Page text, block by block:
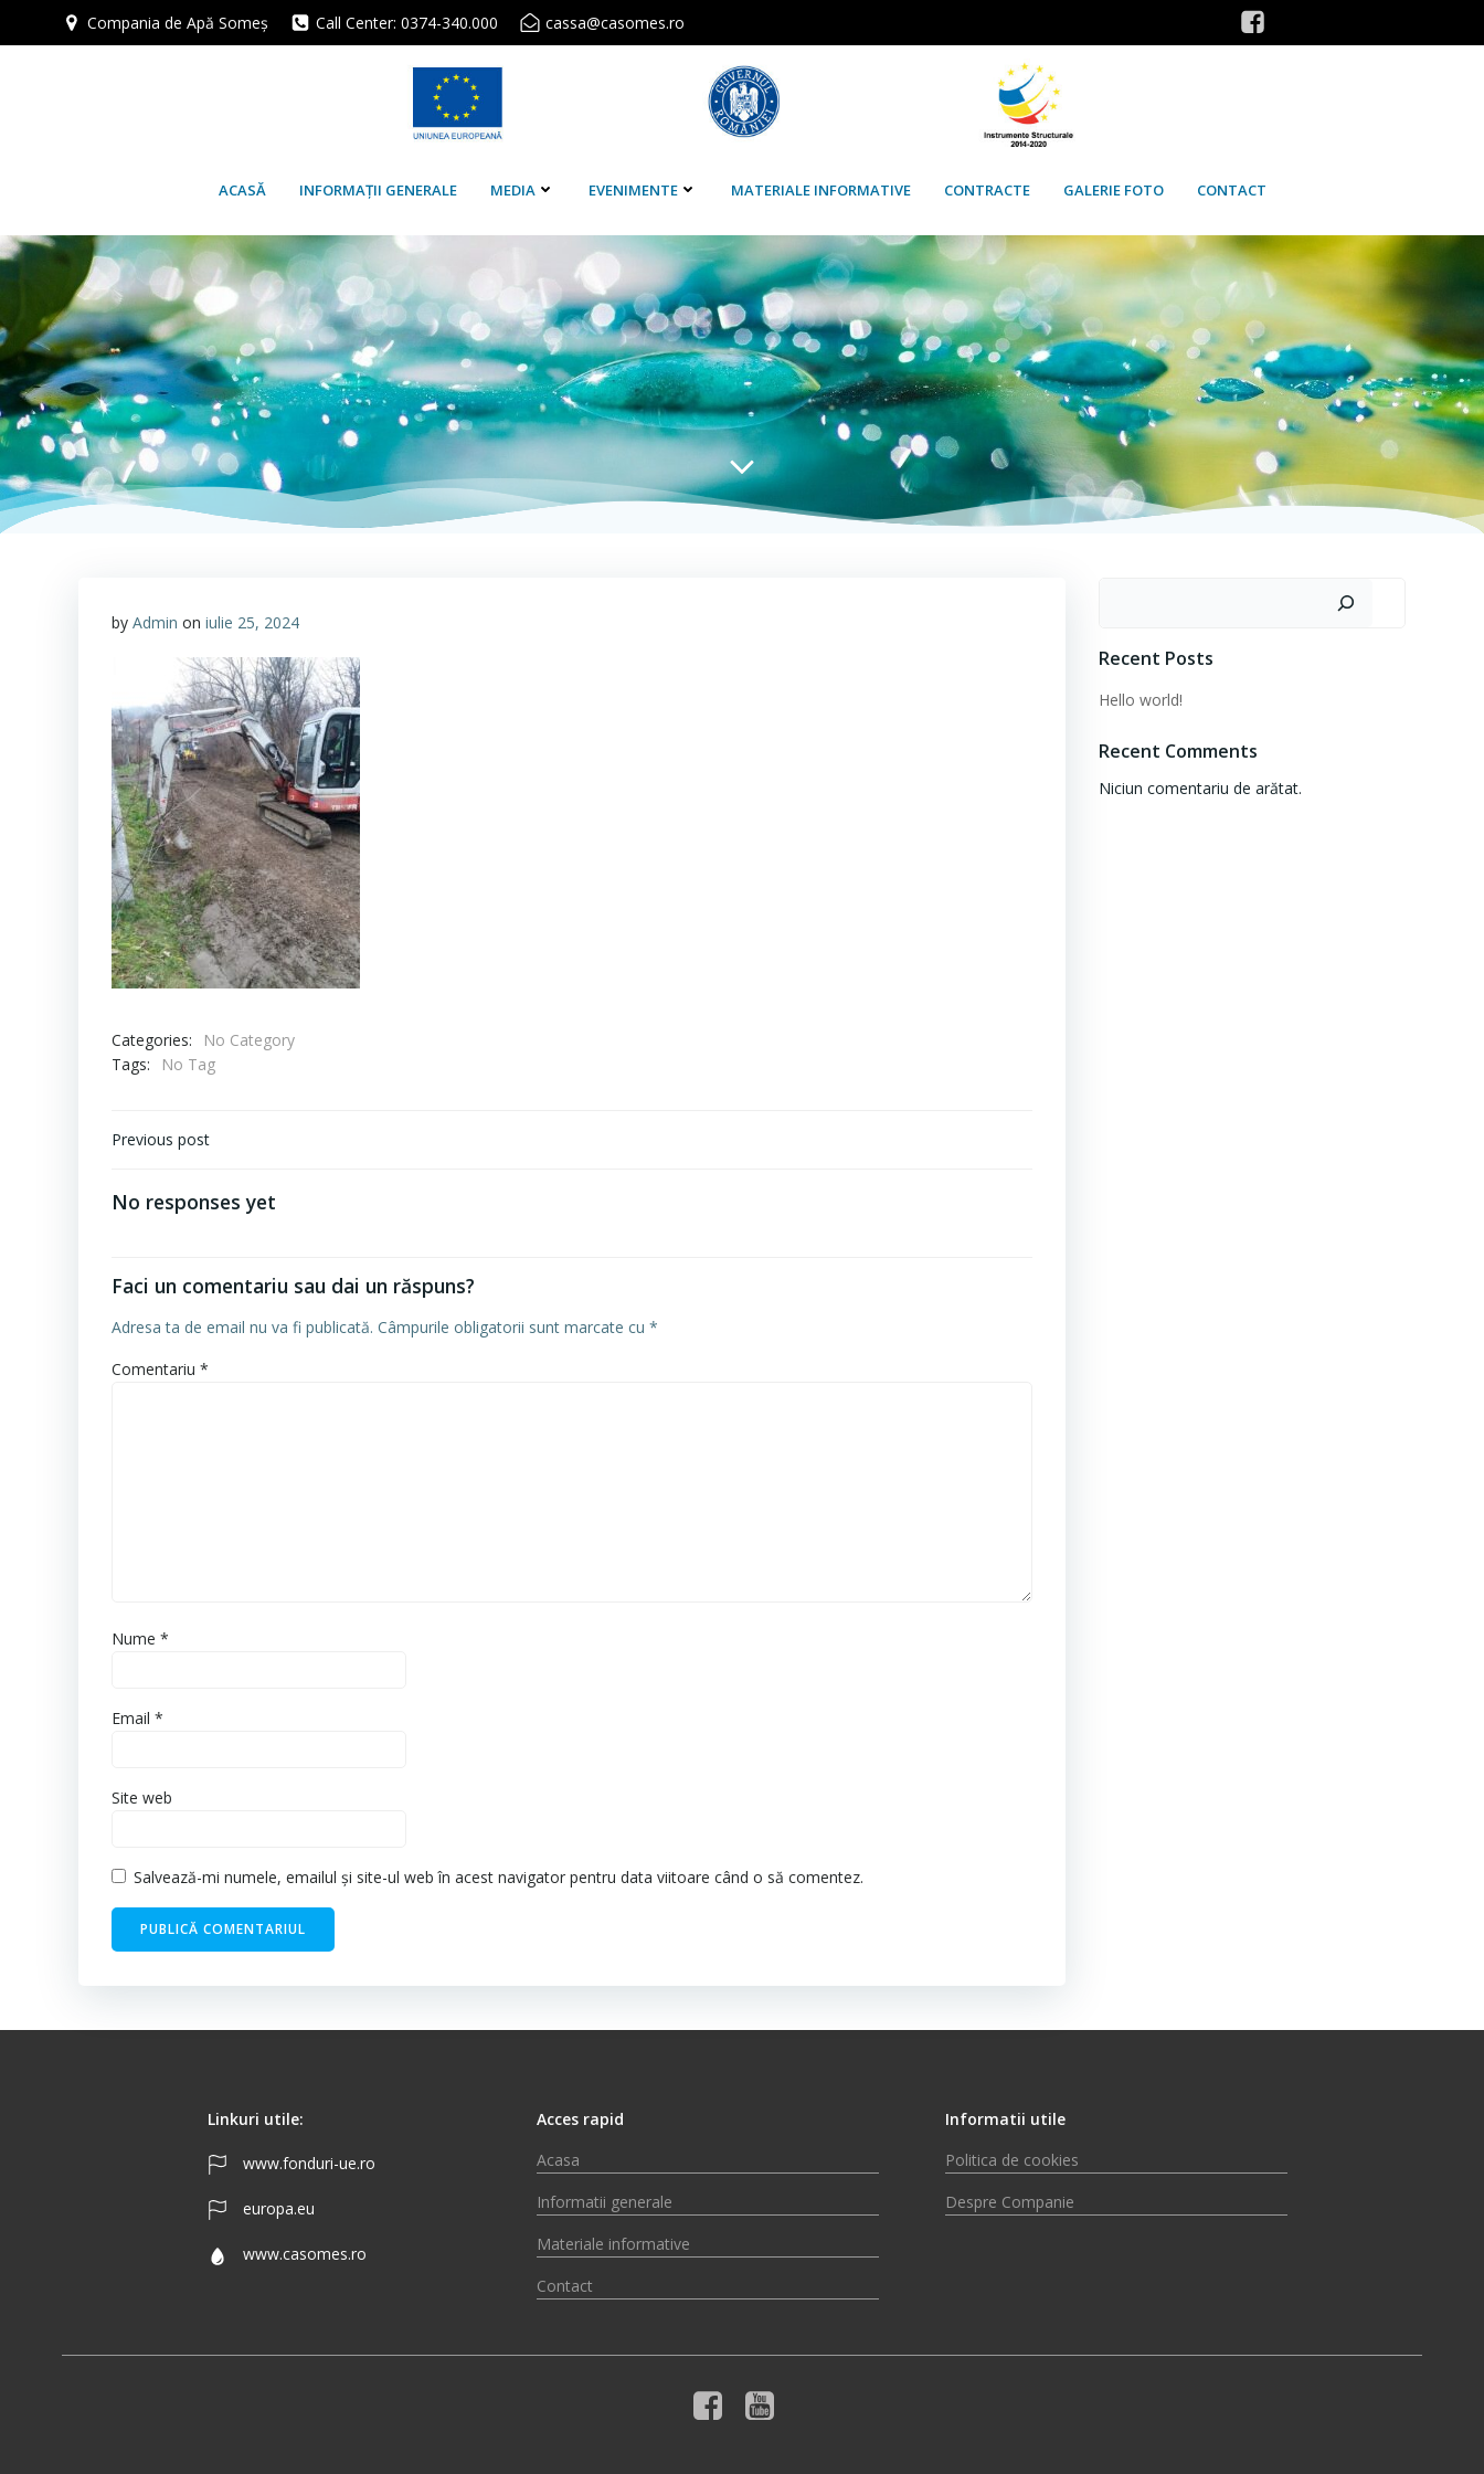
Compania de Apă Someș Call Center: 0374-340.000 cassa@casomes.ro
ACASĂ INFORMAȚII GENERALE MEDIA EVENIMENTE MATERIALE INFORMATIVE CONTRACTE GALERIE FOTO CONTACT
by Admin on iulie 25, 2024
Categories:
No Category
Tags:
No Tag
Navigare
articole
Previous post
No responses yet
Faci un comentariu sau dai un răspuns?
Adresa ta de email nu va fi publicată. Câmpurile obligatorii sunt marcate cu *
Comentariu *
Nume *
Email *
Site web
Salvează-mi numele, emailul și site-ul web în acest navigator pentru data viitoare când o să comentez.
Recent Posts
Hello world!
Recent Comments
Niciun comentariu de arătat.
Linkuri utile:
www.fonduri-ue.ro
europa.eu
www.casomes.ro
Acces rapid
Acasa
Informatii generale
Materiale informative
Contact
Informatii utile
Politica de cookies
Despre Companie